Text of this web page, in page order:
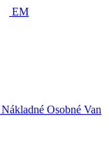
EM
Nákladné Osobné Van